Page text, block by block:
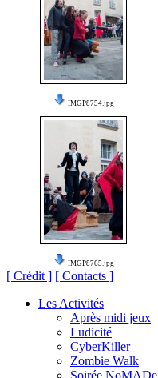
IMGP8754.jpg
IMGP8765.jpg
[ Crédit ] [ Contacts ]
Les Activités
Après midi jeux
Ludicité
CyberKiller
Zombie Walk
Soirée NoMADe